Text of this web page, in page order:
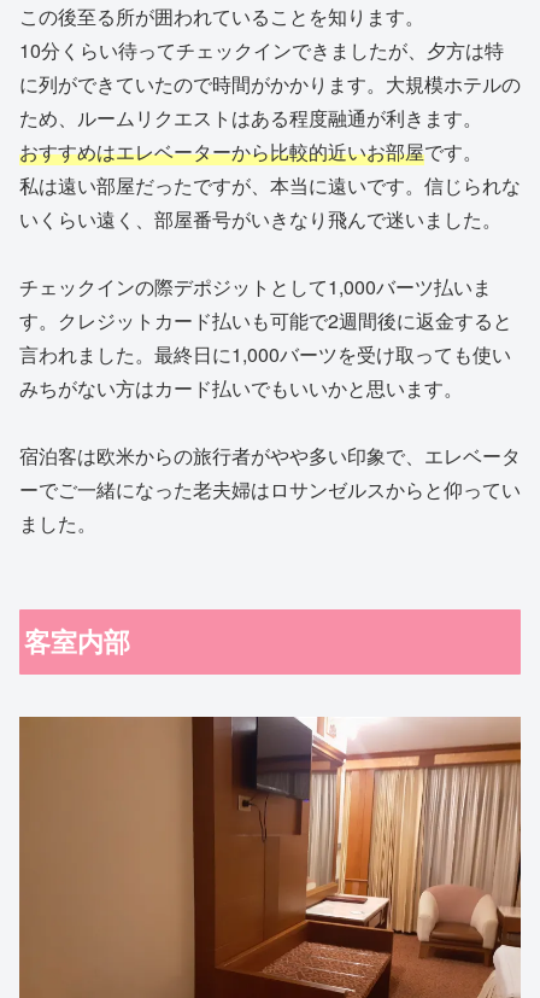
この後至る所が囲われていることを知ります。
10分くらい待ってチェックインできましたが、夕方は特
に列ができていたので時間がかかります。大規模ホテルの
ため、ルームリクエストはある程度融通が利きます。
おすすめはエレベーターから比較的近いお部屋です。
私は遠い部屋だったですが、本当に遠いです。信じられな
いくらい遠く、部屋番号がいきなり飛んで迷いました。
チェックインの際デポジットとして1,000バーツ払いま
す。クレジットカード払いも可能で2週間後に返金すると
言われました。最終日に1,000バーツを受け取っても使い
みちがない方はカード払いでもいいかと思います。
宿泊客は欧米からの旅行者がやや多い印象で、エレベータ
ーでご一緒になった老夫婦はロサンゼルスからと仰ってい
ました。
客室内部